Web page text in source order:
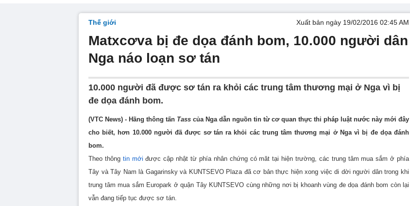
Thế giới Xuất bản ngày 19/02/2016 02:45 AM
Matxcơva bị đe dọa đánh bom, 10.000 người dân
Nga náo loạn sơ tán
10.000 người đã được sơ tán ra khỏi các trung tâm thương mại ở Nga vì bị
đe dọa đánh bom.
(VTC News) - Hãng thông tấn Tass của Nga dẫn nguồn tin từ cơ quan thực thi pháp luật nước này mới đây
cho biết, hơn 10.000 người đã được sơ tán ra khỏi các trung tâm thương mại ở Nga vì bị đe dọa đánh
bom.
Theo thông tin mới được cập nhật từ phía nhân chứng có măt tại hiện trường, các trung tâm mua sắm ở phía
Tây và Tây Nam là Gagarinsky và KUNTSEVO Plaza đã cơ bản thực hiện xong việc di dời người dân trong khi
trung tâm mua sắm Europark ở quận Tây KUNTSEVO cùng những nơi bị khoanh vùng đe dọa đánh bom còn lại
vẫn đang tiếp tục được sơ tán.